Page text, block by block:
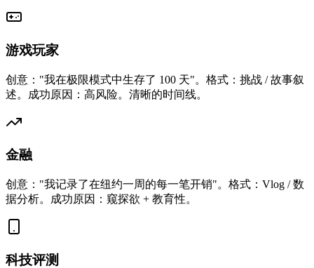
游戏玩家
创意："我在极限模式中生存了 100 天"。格式：挑战 / 故事叙
述。成功原因：高风险。清晰的时间线。
金融
创意："我记录了在纽约一周的每一笔开销"。格式：Vlog / 数
据分析。成功原因：窥探欲 + 教育性。
科技评测